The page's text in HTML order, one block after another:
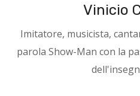
Vinicio
Imitatore, musicista,
parola Show-Man con la